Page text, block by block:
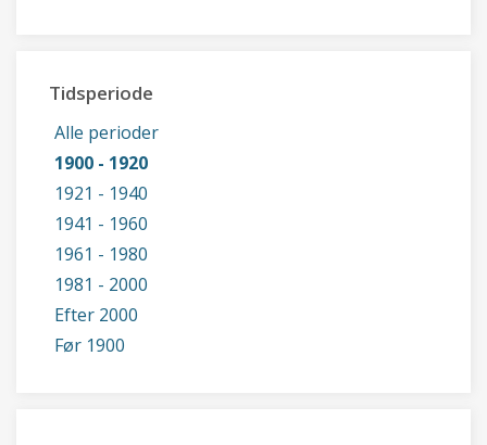
Tidsperiode
Alle perioder
1900 - 1920
1921 - 1940
1941 - 1960
1961 - 1980
1981 - 2000
Efter 2000
Før 1900